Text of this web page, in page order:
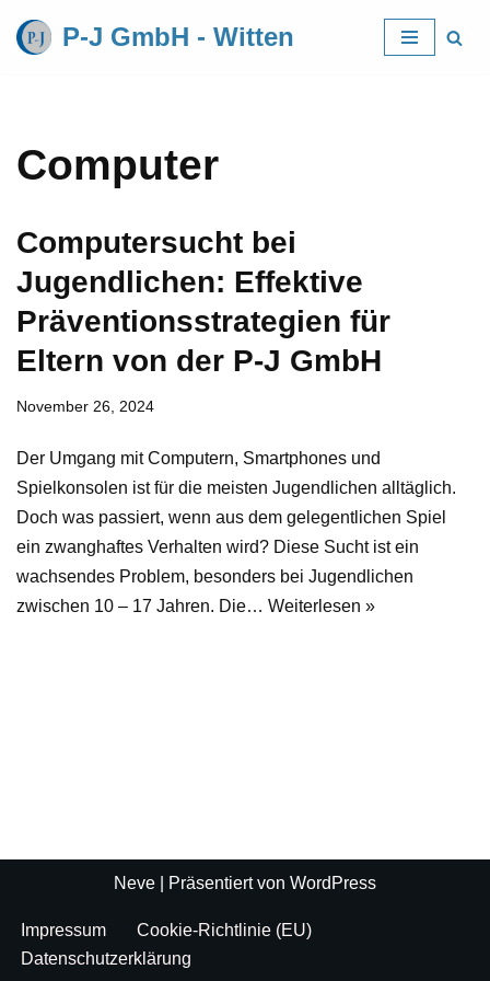
Zum
P-J GmbH - Witten
Computer
Computersucht bei
Jugendlichen: Effektive
Präventionsstrategien für
Eltern von der P-J GmbH
November 26, 2024
Der Umgang mit Computern, Smartphones und
Spielkonsolen ist für die meisten Jugendlichen alltäglich.
Doch was passiert, wenn aus dem gelegentlichen Spiel
ein zwanghaftes Verhalten wird? Diese Sucht ist ein
wachsendes Problem, besonders bei Jugendlichen
zwischen 10 – 17 Jahren. Die… Weiterlesen »
Neve | Präsentiert von WordPress
Impressum
Cookie-Richtlinie (EU)
Datenschutzerklärung